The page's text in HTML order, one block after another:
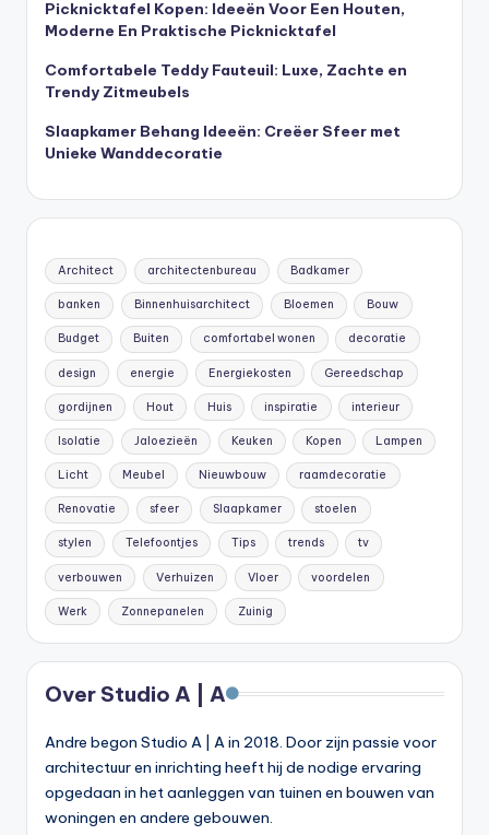
Picknicktafel Kopen: Ideeën Voor Een Houten,
Moderne En Praktische Picknicktafel
Comfortabele Teddy Fauteuil: Luxe, Zachte en
Trendy Zitmeubels
Slaapkamer Behang Ideeën: Creëer Sfeer met
Unieke Wanddecoratie
Architect architectenbureau Badkamer
banken Binnenhuisarchitect Bloemen Bouw
Budget Buiten comfortabel wonen decoratie
design energie Energiekosten Gereedschap
gordijnen Hout Huis inspiratie interieur
Isolatie Jaloezieën Keuken Kopen Lampen
Licht Meubel Nieuwbouw raamdecoratie
Renovatie sfeer Slaapkamer stoelen
stylen Telefoontjes Tips trends tv
verbouwen Verhuizen Vloer voordelen
Werk Zonnepanelen Zuinig
Over Studio A | A
Andre begon Studio A | A in 2018. Door zijn passie voor
architectuur en inrichting heeft hij de nodige ervaring
opgedaan in het aanleggen van tuinen en bouwen van
woningen en andere gebouwen.